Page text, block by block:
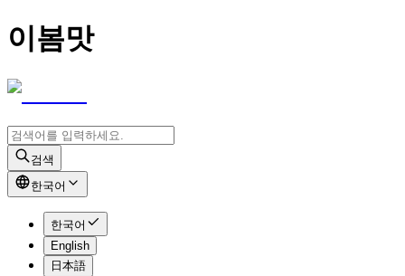
이봄맛
검색
한국어
한국어
English
日本語